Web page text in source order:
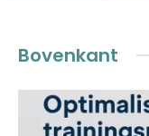
Bovenkant